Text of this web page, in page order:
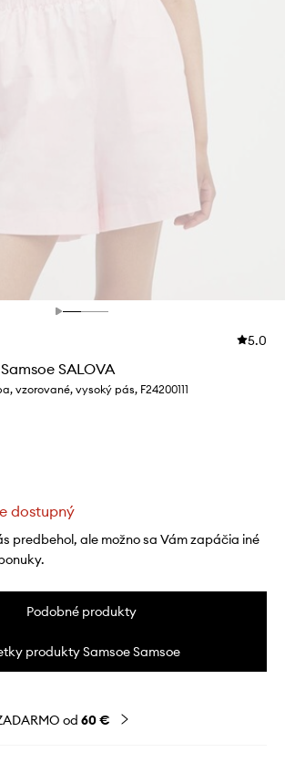
5.0
SALOVA
vzorované, vysoký pás, F24200111
dostupný
predbehol, ale možno sa Vám zapáčia iné
Podobné produkty
produkty Samsoe Samsoe
od 60 €